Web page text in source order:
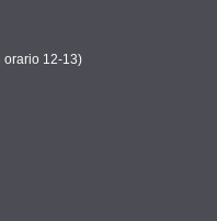
orario 12-13)